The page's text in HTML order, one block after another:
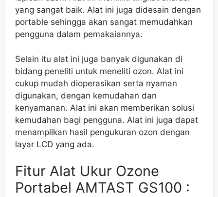
yang sangat baik. Alat ini juga didesain dengan
portable sehingga akan sangat memudahkan
pengguna dalam pemakaiannya.
Selain itu alat ini juga banyak digunakan di
bidang peneliti untuk meneliti ozon. Alat ini
cukup mudah dioperasikan serta nyaman
digunakan, dengan kemudahan dan
kenyamanan. Alat ini akan memberikan solusi
kemudahan bagi pengguna. Alat ini juga dapat
menampilkan hasil pengukuran ozon dengan
layar LCD yang ada.
Fitur Alat Ukur Ozone
Portabel AMTAST GS100 :